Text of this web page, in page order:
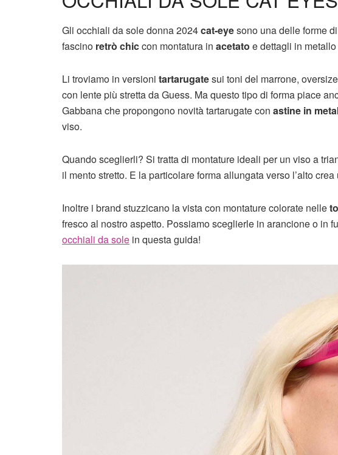
Gli occhiali da sole donna 2024cat-eyesono una delle forme
fascino retrò chiccon montatura in acetato e dettagli in metallo
Li troviamo in versioni tartarugatesui toni del marrone,
con lente più stretta da Guess. Ma questo tipo di forma piace
Gabbana che propongono novità tartarugate con astine in
viso.
Quando sceglierli? Si tratta di montature ideali per un viso a
il mento stretto. E la particolare forma allungata verso l’alto
Inoltre i brand stuzzicano la vista con montature colorate nelle
fresco al nostro aspetto. Possiamo sceglierle in arancione o in
occhiali da sole in questa guida!